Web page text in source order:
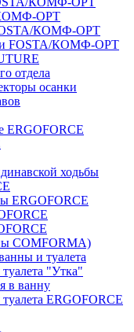
КОМФ-ОРТ
КОМФ-ОРТ
FOSTA/КОМФ-ОРТ
отдела
осанки
ERGOFORCE
ходьбы
ERGOFORCE
COMFORMA)
и туалета
"Утка"
в ванну
ERGOFORCE